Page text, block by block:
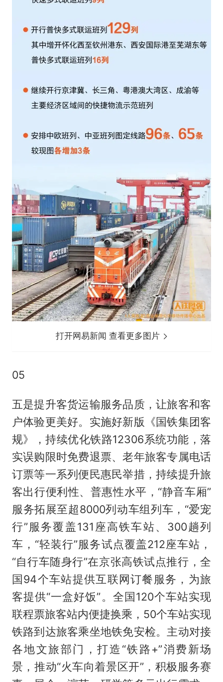
打开网易新闻 查看更多图片
05
五是提升客货运输服务品质，让旅客和客
户体验更美好。实施好新版《国铁集团客
规》，持续优化铁路12306系统功能，落
实误购限时免费退票、老年旅客专属电话
订票等一系列便民惠民举措，持续提升旅
客出行便利性、普惠性水平，“静音车厢”
服务拓展至超8000列动车组列车，“爱宠
行”服务覆盖131座高铁车站、300趟列
车，“轻装行”服务试点覆盖212座车站，
“自行车随身行”在京张高铁试点推行，全
国94个车站提供互联网订餐服务，为旅
客提供“一盒好饭”。全国120个车站实现
联程票旅客站内便捷换乘，50个车站实现
铁路到达旅客乘坐地铁免安检。主动对接
各地文旅部门，打造“铁路+”消费新场
景，推动“火车向着景区开”，积极服务赛